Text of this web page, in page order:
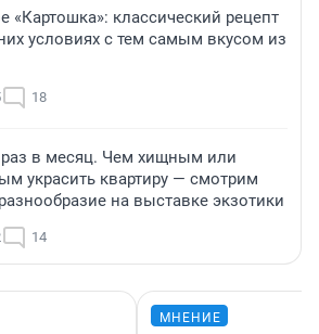
«Картошка»: классический рецепт
условиях с тем самым вкусом из
18
в месяц. Чем хищным или
украсить квартиру — смотрим
на выставке экзотики
14
МНЕНИЕ